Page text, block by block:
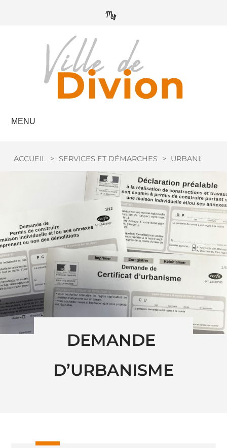
MENU
ACCUEIL > SERVICES ET DÉMARCHES > URBANISME
DEMANDE
D’URBANISME